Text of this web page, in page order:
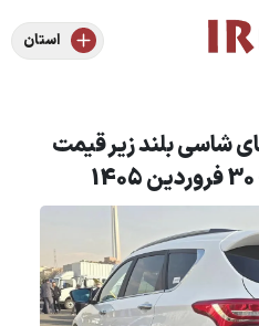
استان
شاسی بلند زیر قیمت